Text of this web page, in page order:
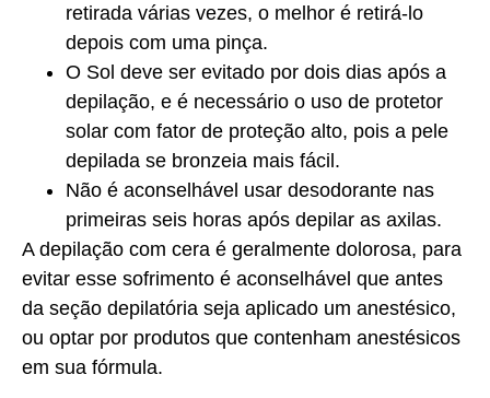
retirada várias vezes, o melhor é retirá-lo
depois com uma pinça.
O Sol deve ser evitado por dois dias após a
depilação, e é necessário o uso de protetor
solar com fator de proteção alto, pois a pele
depilada se bronzeia mais fácil.
Não é aconselhável usar desodorante nas
primeiras seis horas após depilar as axilas.
A depilação com cera é geralmente dolorosa, para
evitar esse sofrimento é aconselhável que antes
da seção depilatória seja aplicado um anestésico,
ou optar por produtos que contenham anestésicos
em sua fórmula.